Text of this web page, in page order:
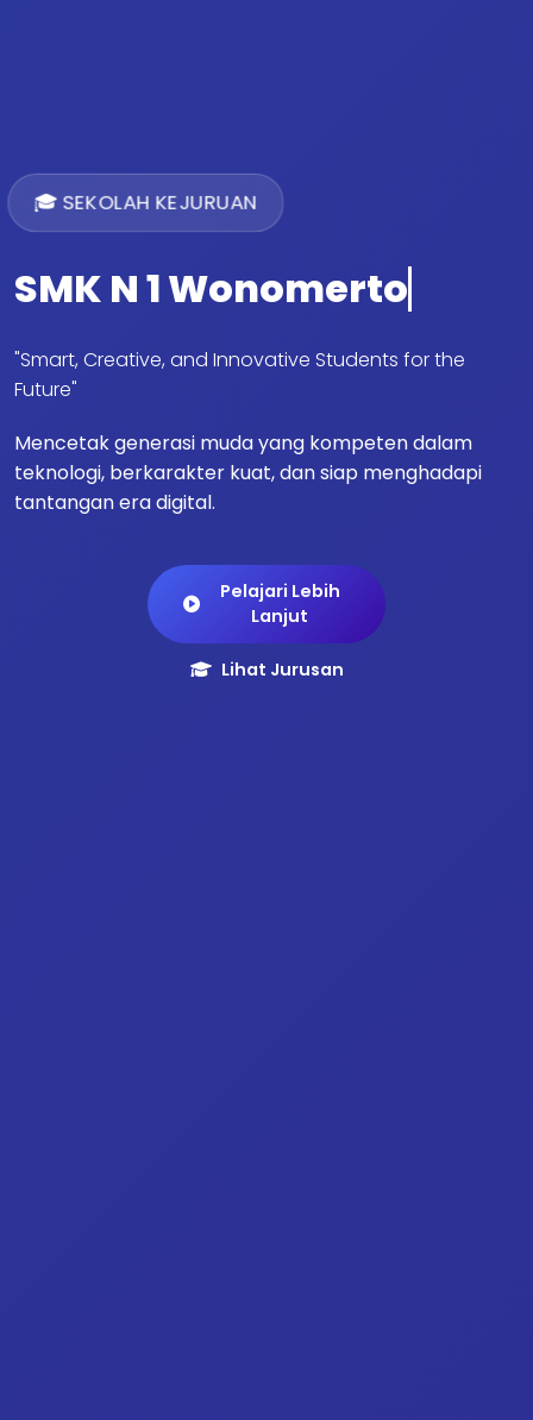
🎓 SEKOLAH KEJURUAN
SMK N 1 Wonomerto
"Smart, Creative, and Innovative Students for the
Future"
Mencetak generasi muda yang kompeten dalam
teknologi, berkarakter kuat, dan siap menghadapi
tantangan era digital.
Pelajari Lebih
Lanjut
Lihat Jurusan